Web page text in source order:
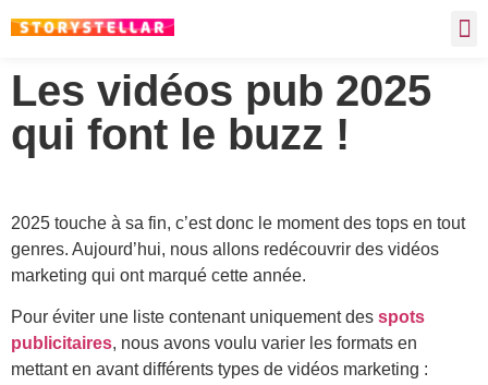
Les vidéos pub 2025
qui font le buzz !
2025 touche à sa fin, c’est donc le moment des tops en tout
genres. Aujourd’hui, nous allons redécouvrir des vidéos
marketing qui ont marqué cette année.
Pour éviter une liste contenant uniquement des spots
publicitaires, nous avons voulu varier les formats en
mettant en avant différents types de vidéos marketing :